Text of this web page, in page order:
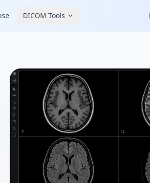
DICOM Tools